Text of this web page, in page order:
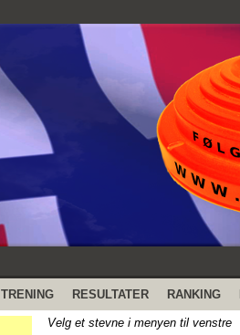
TRENING RESULTATER RANKING
Velg et stevne i menyen til venstre